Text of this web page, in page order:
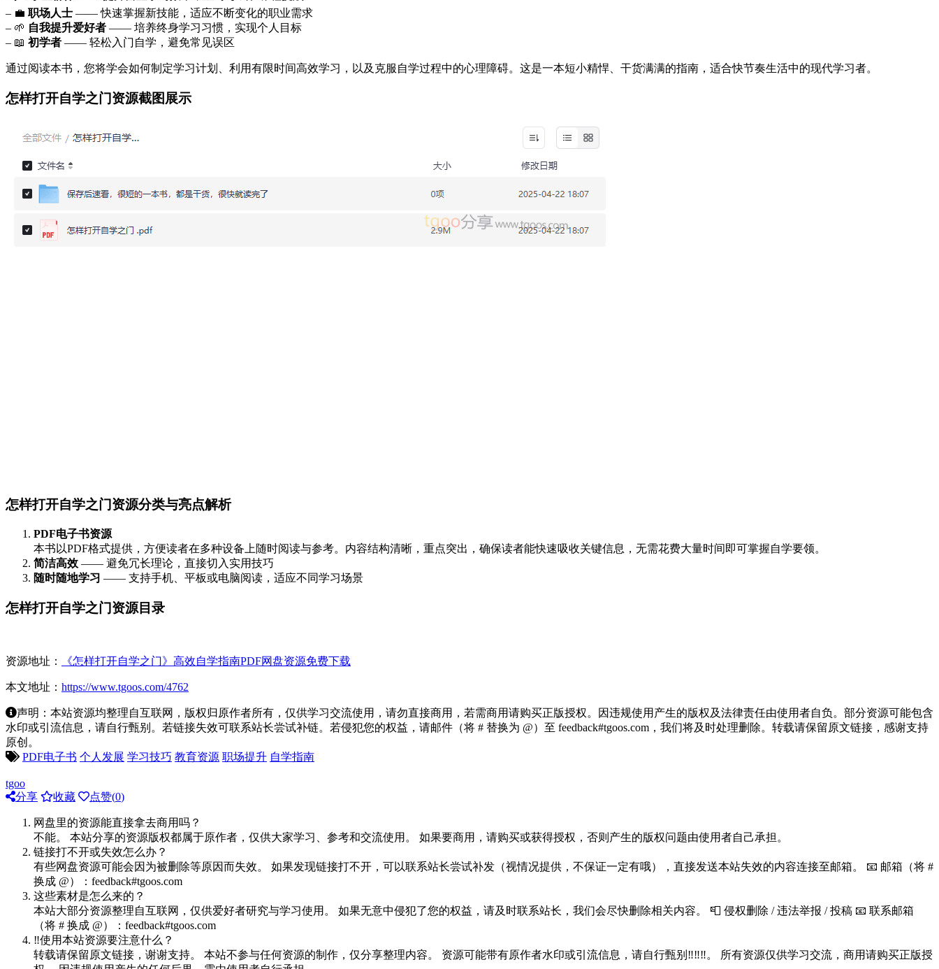
– 💼 职场人士 —— 快速掌握新技能，适应不断变化的职业需求
– 🌱 自我提升爱好者 —— 培养终身学习习惯，实现个人目标
– 📖 初学者 —— 轻松入门自学，避免常见误区
通过阅读本书，您将学会如何制定学习计划、利用有限时间高效学习，以及克服自学过程中的心理障碍。这是一本短小精悍、干货满满的指南，适合快节奏生活中的现代学习者。
怎样打开自学之门资源截图展示
怎样打开自学之门资源分类与亮点解析
PDF电子书资源
本书以PDF格式提供，方便读者在多种设备上随时阅读与参考。内容结构清晰，重点突出，确保读者能快速吸收关键信息，无需花费大量时间即可掌握自学要领。
简洁高效 —— 避免冗长理论，直接切入实用技巧
随时随地学习 —— 支持手机、平板或电脑阅读，适应不同学习场景
怎样打开自学之门资源目录
资源地址： 《怎样打开自学之门》高效自学指南PDF网盘资源免费下载
本文地址： https://www.tgoos.com/4762
声明：本站资源均整理自互联网，版权归原作者所有，仅供学习交流使用，请勿直接商用，若需商用请购买正版授权。因违规使用产生的版权及法律责任由使用者自负。部分资源可能包含
水印或引流信息，请自行甄别。若链接失效可联系站长尝试补链。若侵犯您的权益，请邮件（将 # 替换为 @）至 feedback#tgoos.com，我们将及时处理删除。转载请保留原文链接，感谢支持
原创。
PDF电子书 个人发展 学习技巧 教育资源 职场提升 自学指南
tgoo
分享
收藏 点赞(0)
网盘里的资源能直接拿去商用吗？
不能。 本站分享的资源版权都属于原作者，仅供大家学习、参考和交流使用。 如果要商用，请购买或获得授权，否则产生的版权问题由使用者自己承担。
链接打不开或失效怎么办？
有些网盘资源可能会因为被删除等原因而失效。 如果发现链接打不开，可以联系站长尝试补发（视情况提供，不保证一定有哦），直接发送本站失效的内容连接至邮箱。 📧 邮箱（将 #
换成 @）：feedback#tgoos.com
这些素材是怎么来的？
本站大部分资源整理自互联网，仅供爱好者研究与学习使用。 如果无意中侵犯了您的权益，请及时联系站长，我们会尽快删除相关内容。 📮 侵权删除 / 违法举报 / 投稿 📧 联系邮箱
（将 # 换成 @）：feedback#tgoos.com
‼️使用本站资源要注意什么？
转载请保留原文链接，谢谢支持。 本站不参与任何资源的制作，仅分享整理内容。 资源可能带有原作者水印或引流信息，请自行甄别‼️‼️‼️。 所有资源仅供学习交流，商用请购买正版授